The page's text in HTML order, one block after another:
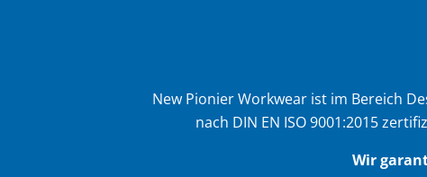
New Pionier Workwear ist im Bereich
nach DIN EN ISO 9001:2015
Wir